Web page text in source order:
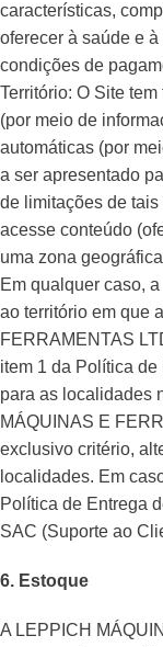
características,
oferecer à saúde e
condições de
Território: O Site
(por meio de
automáticas (por
a ser apresentado
de limitações de
acesse conteúdo
uma zona
Em qualquer caso,
ao território em que
FERRAMENTAS
item 1 da Política
para as localidades
MÁQUINAS E
exclusivo critério,
localidades. Em
Política de Entrega
SAC (Suporte ao
6. Estoque
A LEPPICH